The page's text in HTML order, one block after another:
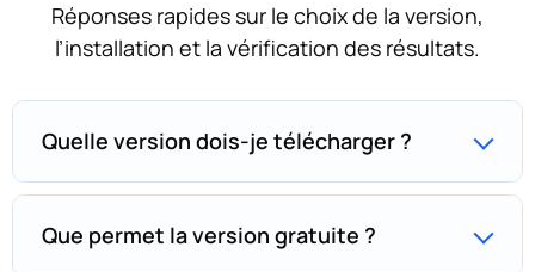
Réponses rapides sur le choix de la version,
l’installation et la vérification des résultats.
Quelle version dois-je télécharger ?
Que permet la version gratuite ?